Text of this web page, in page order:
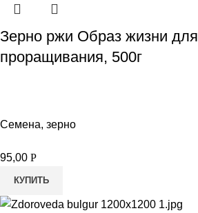
Зерно ржи Образ жизни для
проращивания, 500г
Семена, зерно
95,00 Р
КУПИТЬ